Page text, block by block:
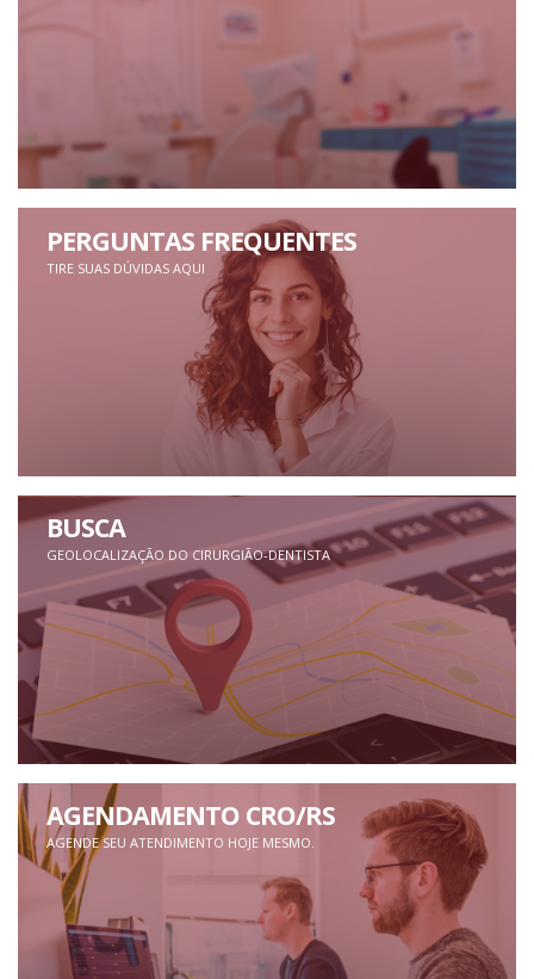
PERGUNTAS FREQUENTES
TIRE SUAS DÚVIDAS AQUI
BUSCA
GEOLOCALIZAÇÃO DO CIRURGIÃO-DENTISTA
AGENDAMENTO CRO/RS
AGENDE SEU ATENDIMENTO HOJE MESMO.